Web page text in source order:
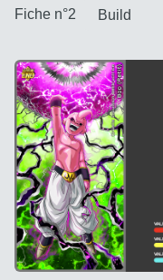
Fiche n°2